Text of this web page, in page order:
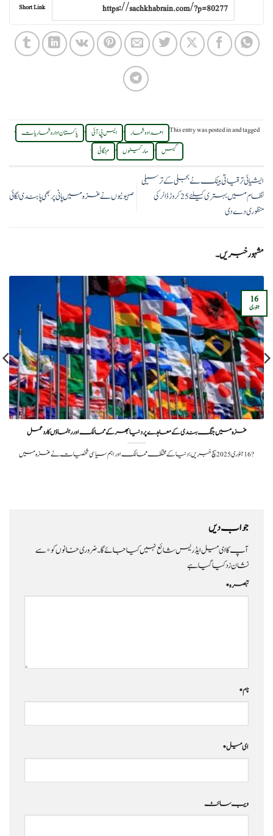
Short Link
This entry was posted inand tagged اعدادوشمار , ایس پی آئی , پاکستان ادارہ شماریات ,
گیس , مارکیٹوں , مہنگائی .
ایشیائی ترقیاتی بینک نے بجلی کے ترسیلی
نظام میں بہتری کیلئے 25 کروڑ ڈالر کی
منظوری دے دی
صہیونیوں نے غزہ میں پانی پر بھی پابندی لگائی
مشہور خبریں۔
غزہ میں جنگ بندی کے معاہدے پر دنیا بھر کے ممالک اور رہنماؤں کا ردعمل
?️ 16 جنوری 2025سچ خبریں:دنیا کے مختلف ممالک اور اہم سیاسی شخصیات نے غزہ میں
16
جنوری
جواب دیں
آپ کا ای میل ایڈریس شائع نہیں کیا جائے گا۔ضروری خانوں کو*سے
نشان زد کیا گیا ہے
تبصرہ*
نام*
ای میل*
ویب‌ سائٹ